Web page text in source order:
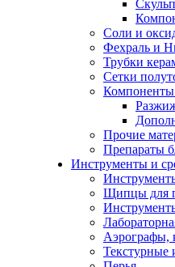
Соли и
Фехраль и
Трубки
Сетки
Компоненты
Прочие
Препараты
Инструменты и
Щипцы для
Аэрографы,
Текстурные